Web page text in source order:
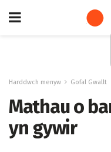
Harddwch menyw Gofal Gwallt
Mathau o
yn gywir